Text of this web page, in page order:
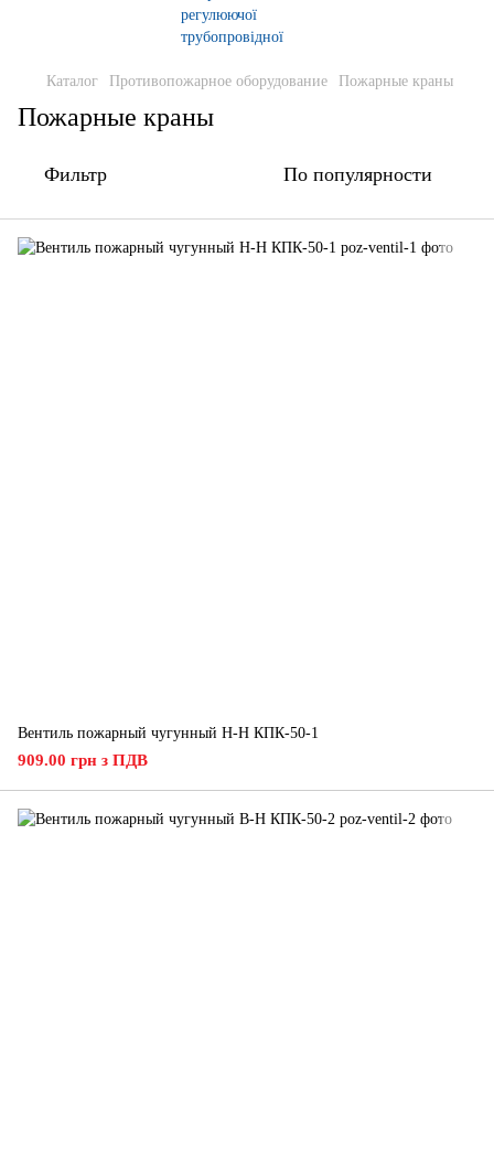
Каталог Противопожарное оборудование Пожарные краны
Пожарные краны
Фильтр По популярности
Вентиль пожарный чугунный Н-Н КПК-50-1
909.00 грн з ПДВ